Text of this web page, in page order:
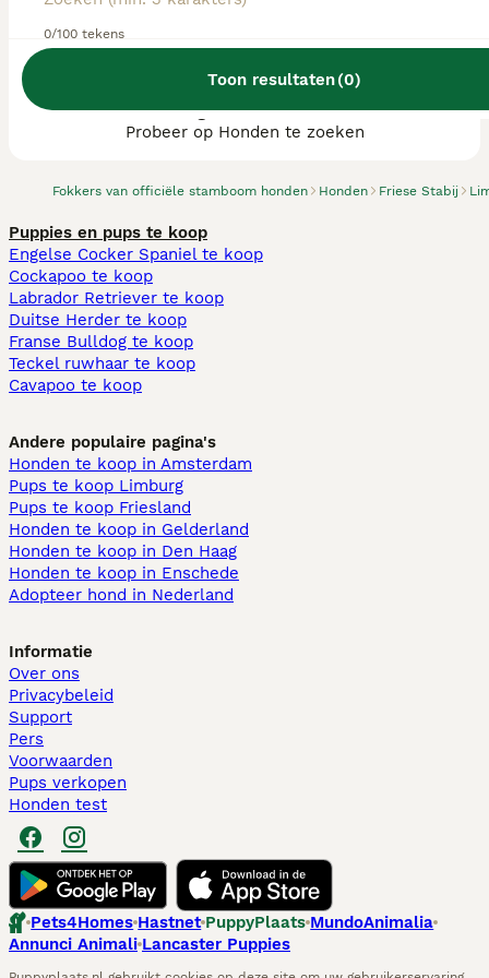
0/100 tekens
Toon resultaten(0)
Fokkers van officiële stamboom honden Honden Friese Stabij
We hebben 0 Friese Stabij fokkers, Landgraaf
gevonden.
Probeer op Honden te zoeken
Puppies en pups te koop
Engelse Cocker Spaniel te koop
Cockapoo te koop
Labrador Retriever te koop
Duitse Herder te koop
Franse Bulldog te koop
Teckel ruwhaar te koop
Cavapoo te koop
Andere populaire pagina's
Honden te koop in Amsterdam
Pups te koop Limburg​
Pups te koop Friesland​
Honden te koop in Gelderland
Honden te koop in Den Haag
Honden te koop in Enschede
Adopteer hond in Nederland
Informatie
Over ons
Privacybeleid
Support
Pers
Voorwaarden
Pups verkopen
Honden test
Pets4Homes Hastnet PuppyPlaats MundoAnimalia
Annunci Animali Lancaster Puppies